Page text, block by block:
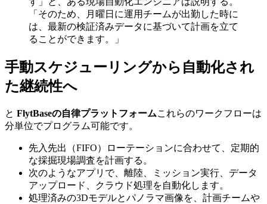
「そのため、月曜日に運用チームが出勤した時に
は、最新の検証済みデータに基づいて計画を立て
ることができます。」
手動スケジューリングから自動化され
た継続性へ
と FlytBaseの自律プラットフォームこれらのワークフローは
分単位でプログラム可能です。
先入先出（FIFO）ローテーションに合わせて、定期的
な採掘現場調査を計画する。
次のようなアプリで、離陸、ミッション実行、データ
アップロード、クラウド処理を自動化します。
処理済みの3Dモデルとパノラマ画像を、計画チームや